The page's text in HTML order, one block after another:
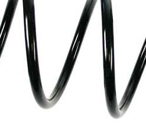
pružina s
konstatním
průměrem
157 mm
pouzdra